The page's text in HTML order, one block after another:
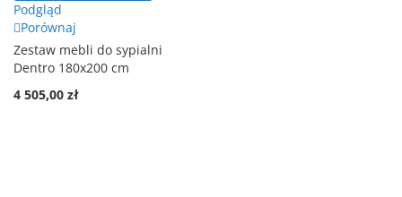
Podgląd
Porównaj
Zestaw mebli do sypialni
Dentro 180x200 cm
4 505,00 zł